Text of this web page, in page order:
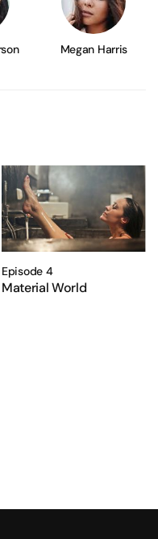
Megan Harris
Episode 4
Material World